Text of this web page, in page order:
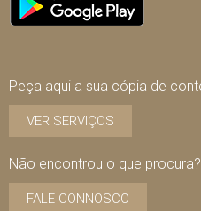
Peça aqui a sua cópia de
VER SERVIÇOS
Não encontrou o que procura?
FALE CONNOSCO